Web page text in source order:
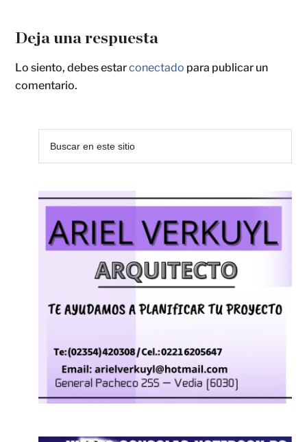
Deja una respuesta
Lo siento, debes estarconectado para publicar un
comentario.